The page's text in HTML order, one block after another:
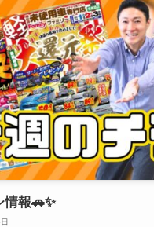
報🚗✨